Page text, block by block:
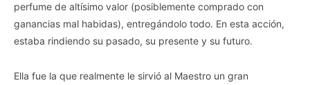
perfume de altísimo valor (posiblemente comprado con
ganancias mal habidas), entregándolo todo. En esta acción,
estaba rindiendo su pasado, su presente y su futuro.
Ella fue la que realmente le sirvió al Maestro un gran